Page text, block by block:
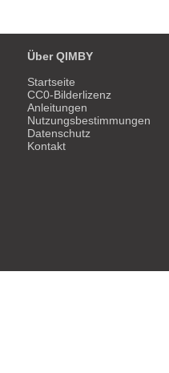
Über QIMBY
Startseite
CC0-Bilderlizenz
Anleitungen
Nutzungsbestimmungen
Datenschutz
Kontakt